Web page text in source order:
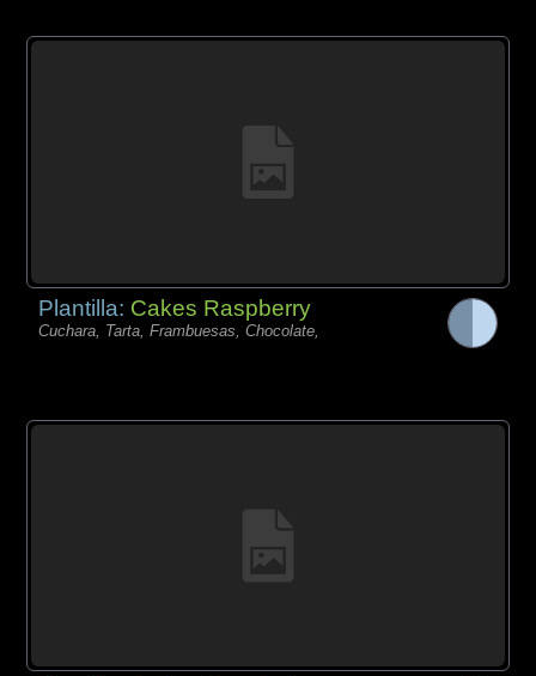
Plantilla: Cakes Raspberry
Cuchara, Tarta, Frambuesas, Chocolate,